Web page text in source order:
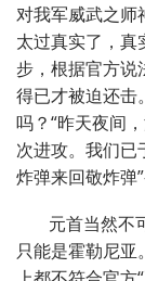
对我军威武之师
太过真实了，真
步，根据官方说
得已才被迫还击
吗？“昨天夜间
次进攻。我们已
炸弹来回敬炸
元首当然不
只能是霍勒尼